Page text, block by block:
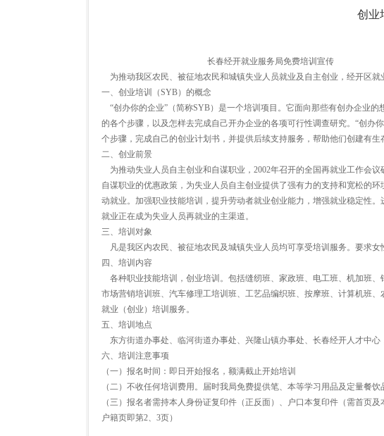
创业
长春经开就业服务局免费培训宣传
为推动我区农民、被征地农民和城镇失业人员就业及自主创业，经开区就
一、创业培训（SYB）的概念
“创办你的企业”（简称SYB）是一个培训项目。它面向那些有创办企业
的各个步骤，以及怎样去完成自己开办企业的各项可行性调查研究。“创办
个步骤，完成自己的创业计划书，并提供后续支持服务，帮助他们创建有生
二、创业前景
为推动失业人员自主创业和自谋职业，2002年召开的全国再就业工作会
自谋职业的优惠政策，为失业人员自主创业提供了强有力的支持和宽松的
动就业。加强职业技能培训，提升劳动者就业创业能力，增强就业稳定性
就业正在成为失业人员再就业的主渠道。
三、培训对象
凡是我区内农民、被征地农民及城镇失业人员均可享受培训服务。要求女
四、培训内容
各种职业技能培训，创业培训。包括缝纫班、家政班、电工班、机加班
市场营销培训班、汽车修理工培训班、工艺品编织班、按摩班、计算机班
就业（创业）培训服务。
五、培训地点
东方街道办事处、临河街道办事处、兴隆山镇办事处、长春经开人才中心
六、培训注意事项
（一）报名时间：即日开始报名，额满截止开始培训
（二）不收任何培训费用。届时我局免费提供笔、本等学习用品及定量餐饮
（三）报名者需持本人身份证复印件（正反面）、户口本复印件（需首页
户籍页即第2、3页）